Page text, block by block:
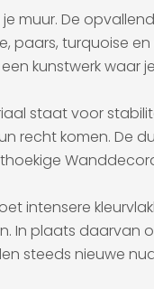
muur. De
paars, turquoise
kunstwerk waar
staat voor
recht komen. De
intensere
In plaats
steeds nieuwe